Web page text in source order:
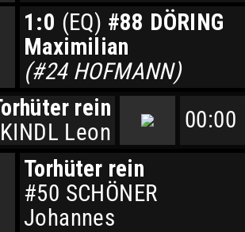
1:0 (EQ) #88 DÖRING
Maximilian
(#24 HOFMANN)
00:00
rein
Leon
Torhüter rein
#50 SCHÖNER
Johannes